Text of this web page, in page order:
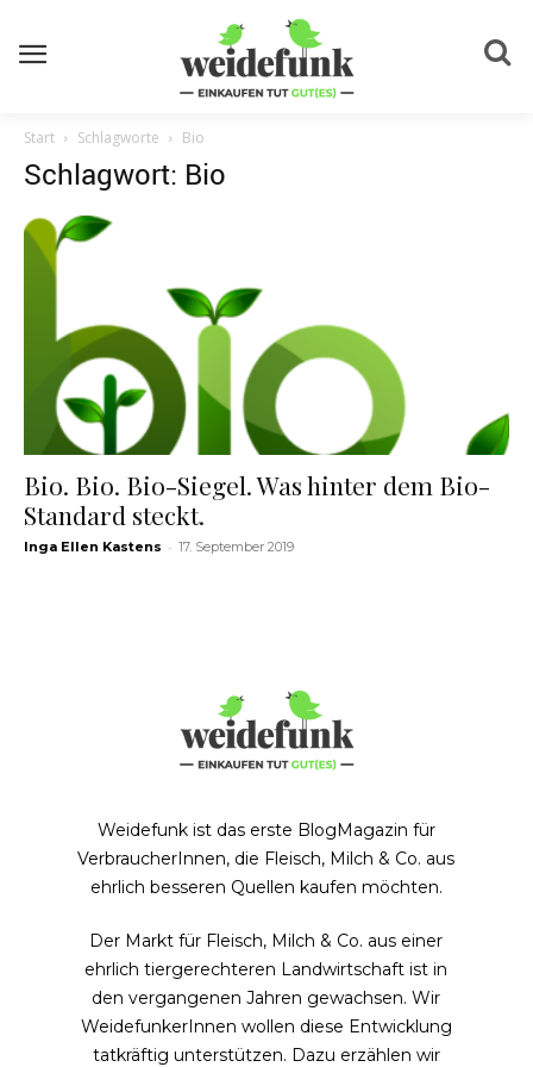
Start Schlagworte Bio
Schlagwort: Bio
Bio. Bio. Bio-Siegel. Was hinter dem Bio-
Standard steckt.
Inga Ellen Kastens - 17. September 2019
Weidefunk ist das erste BlogMagazin für
VerbraucherInnen, die Fleisch, Milch & Co. aus
ehrlich besseren Quellen kaufen möchten.
Der Markt für Fleisch, Milch & Co. aus einer
ehrlich tiergerechteren Landwirtschaft ist in
den vergangenen Jahren gewachsen. Wir
WeidefunkerInnen wollen diese Entwicklung
tatkräftig unterstützen. Dazu erzählen wir